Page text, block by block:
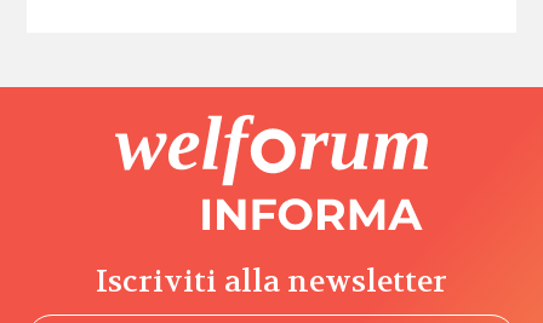
Iscriviti alla newsletter